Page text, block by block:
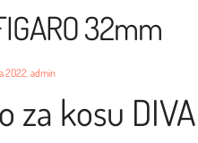
32mm
2022.admin
za kosu